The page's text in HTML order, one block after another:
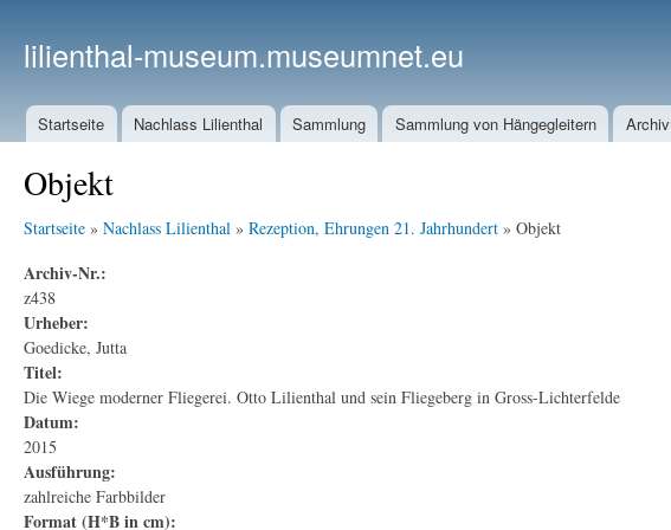
lilienthal-museum.museumnet.eu
Startseite Nachlass Lilienthal Sammlung Sammlung von Hängegleitern Archiv
Objekt
Startseite » Nachlass Lilienthal » Rezeption, Ehrungen 21. Jahrhundert » Objekt
Archiv-Nr.:
z438
Urheber:
Goedicke, Jutta
Titel:
Die Wiege moderner Fliegerei. Otto Lilienthal und sein Fliegeberg in Gross-Lichterfelde
Datum:
2015
Ausführung:
zahlreiche Farbbilder
Format (H*B in cm):